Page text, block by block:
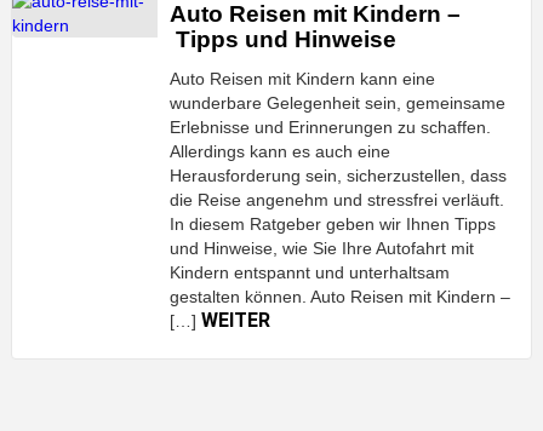
Auto Reisen mit Kindern –
Tipps und Hinweise
Auto Reisen mit Kindern kann eine
wunderbare Gelegenheit sein, gemeinsame
Erlebnisse und Erinnerungen zu schaffen.
Allerdings kann es auch eine
Herausforderung sein, sicherzustellen, dass
die Reise angenehm und stressfrei verläuft.
In diesem Ratgeber geben wir Ihnen Tipps
und Hinweise, wie Sie Ihre Autofahrt mit
Kindern entspannt und unterhaltsam
gestalten können. Auto Reisen mit Kindern –
[…] WEITER